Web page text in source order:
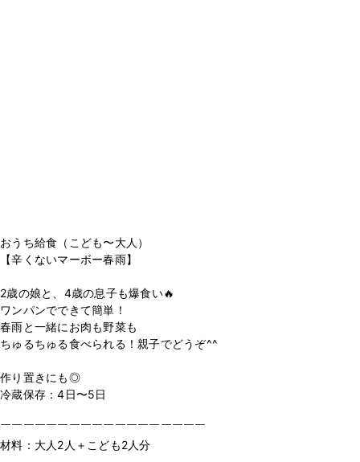
おうち給食（こども〜大人）
【辛くないマーボー春雨】
2歳の娘と、4歳の息子も爆食い🔥
ワンパンでできて簡単！
春雨と一緒にお肉も野菜も
ちゅるちゅる食べられる！親子でどうぞ^^
作り置きにも◎
冷蔵保存：4日〜5日
￣￣￣￣￣￣￣￣￣￣￣￣￣￣￣￣￣￣
材料：大人2人＋こども2人分